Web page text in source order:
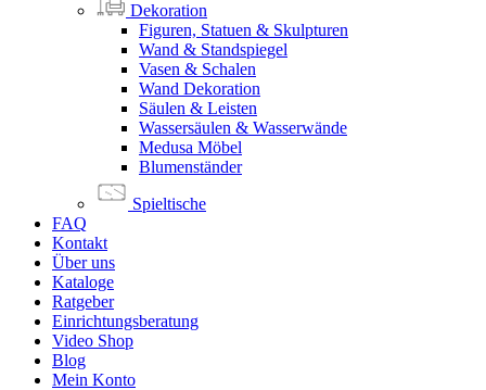
Dekoration
Figuren, Statuen & Skulpturen
Wand & Standspiegel
Vasen & Schalen
Wand Dekoration
Säulen & Leisten
Wassersäulen & Wasserwände
Medusa Möbel
Blumenständer
Spieltische
FAQ
Kontakt
Über uns
Kataloge
Ratgeber
Einrichtungsberatung
Video Shop
Blog
Mein Konto